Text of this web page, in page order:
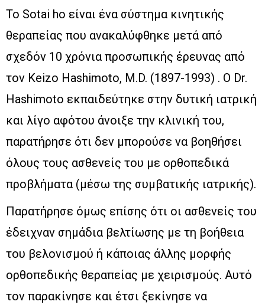
Το Sotai ho είναι ένα σύστημα κινητικής
θεραπείας που ανακαλύφθηκε μετά από
σχεδόν 10 χρόνια προσωπικής έρευνας από
τον Keizo Hashimoto, M.D. (1897-1993) . Ο Dr.
Hashimoto εκπαιδεύτηκε στην δυτική ιατρική
και λίγο αφότου άνοιξε την κλινική του,
παρατήρησε ότι δεν μπορούσε να βοηθήσει
όλους τους ασθενείς του με ορθοπεδικά
προβλήματα (μέσω της συμβατικής ιατρικής).
Παρατήρησε όμως επίσης ότι οι ασθενείς του
έδειχναν σημάδια βελτίωσης με τη βοήθεια
του βελονισμού ή κάποιας άλλης μορφής
ορθοπεδικής θεραπείας με χειρισμούς. Αυτό
τον παρακίνησε και έτσι ξεκίνησε να